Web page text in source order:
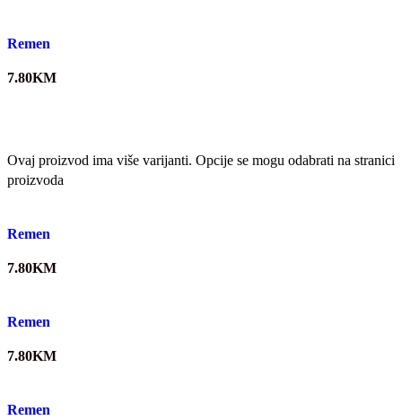
Remen
7.80KM
Ovaj proizvod ima više varijanti. Opcije se mogu odabrati na stranici
proizvoda
Remen
7.80KM
Remen
7.80KM
Remen